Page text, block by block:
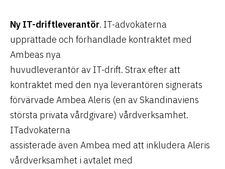
Ny IT-driftleverantör. IT-advokaterna
upprättade och förhandlade kontraktet med
Ambeas nya
huvudleverantör av IT-drift. Strax efter att
kontraktet med den nya leverantören signerats
förvärvade Ambea Aleris (en av Skandinaviens
största privata vårdgivare) vårdverksamhet.
ITadvokaterna
assisterade även Ambea med att inkludera Aleris
vårdverksamhet i avtalet med